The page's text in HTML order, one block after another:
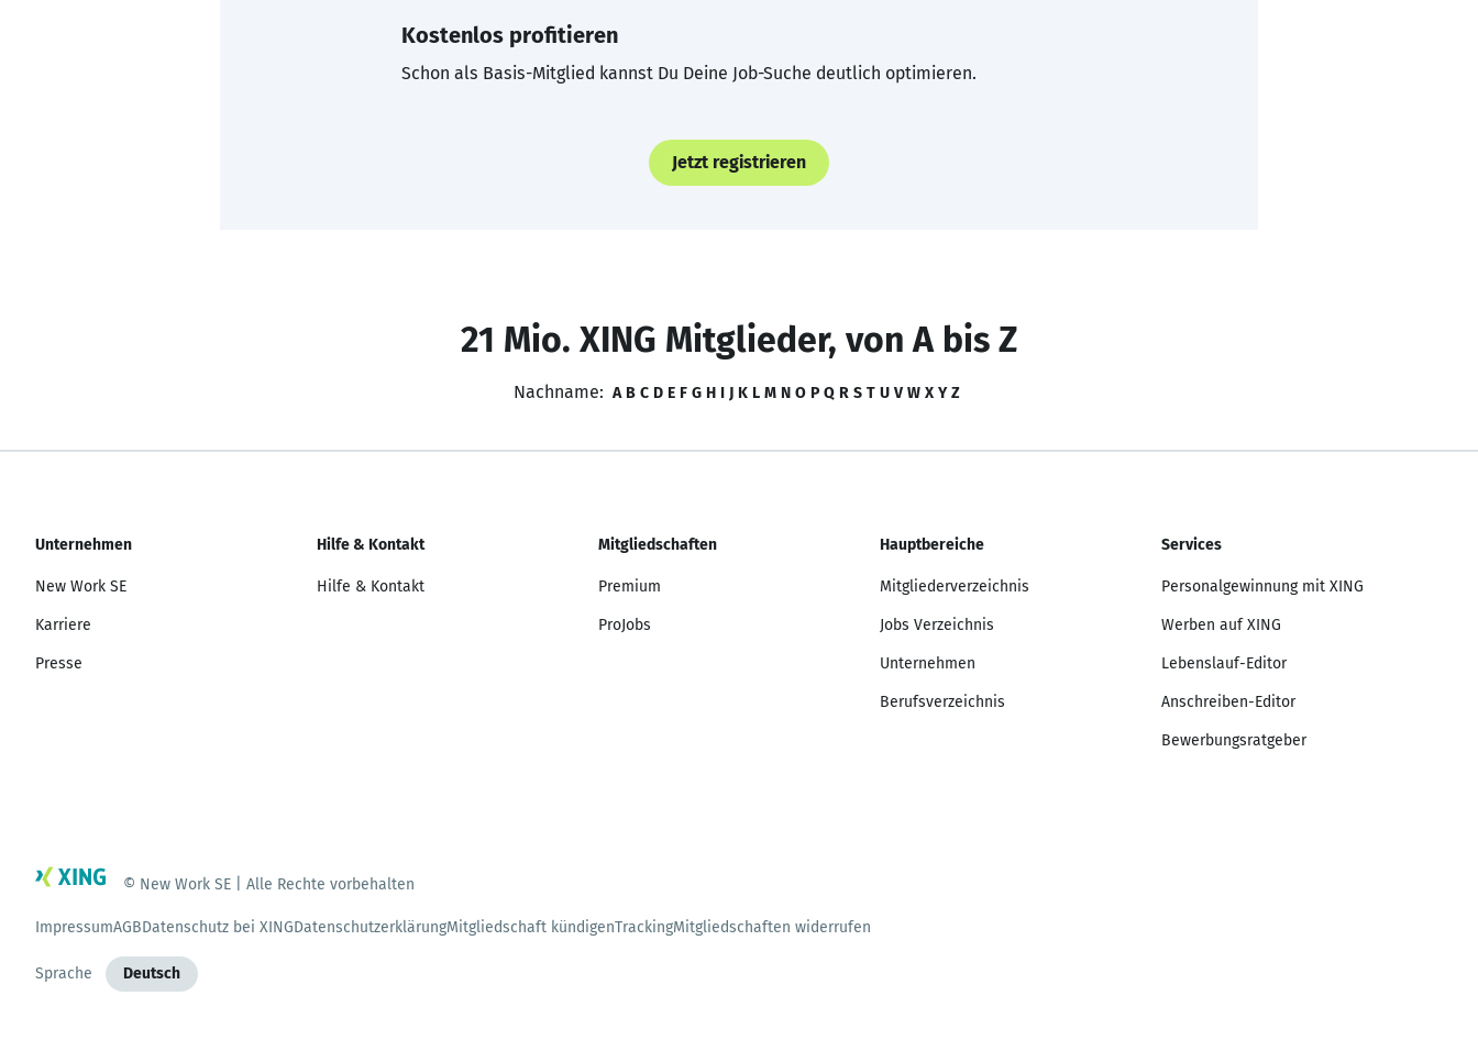
Kostenlos profitieren
Schon als Basis-Mitglied kannst Du Deine Job-Suche deutlich optimieren.
Jetzt registrieren
21 Mio. XING Mitglieder, von A bis Z
Nachname: A B C D E F G H I J K L M N O P Q R S T U V W X Y Z
Unternehmen
New Work SE
Karriere
Presse
Hilfe & Kontakt
Hilfe & Kontakt
Mitgliedschaften
Premium
ProJobs
Hauptbereiche
Mitgliederverzeichnis
Jobs Verzeichnis
Unternehmen
Berufsverzeichnis
Services
Personalgewinnung mit XING
Werben auf XING
Lebenslauf-Editor
Anschreiben-Editor
Bewerbungsratgeber
© New Work SE | Alle Rechte vorbehalten
ImpressumAGBDatenschutz bei XINGDatenschutzerklärungMitgliedschaft kündigenTrackingMitgliedschaften widerrufen
Sprache Deutsch